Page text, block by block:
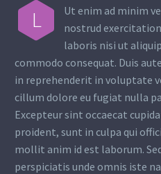
L
Ut enim ad minim
nostrud
laboris nisi ut
commodo consequat. Duis
in reprehenderit in voluptate
cillum dolore eu fugiat nulla
Excepteur sint occaecat
proident, sunt in culpa qui
mollit anim id est laborum.
perspiciatis unde omnis iste